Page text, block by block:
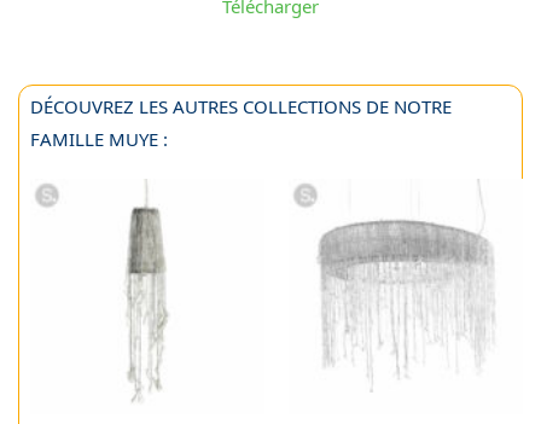
Télécharger
DÉCOUVREZ LES AUTRES COLLECTIONS DE NOTRE
FAMILLE MUYE :